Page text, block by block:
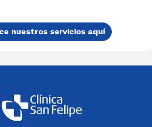
nuestros servicios aquí